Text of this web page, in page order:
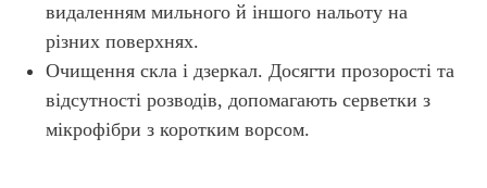
видаленням мильного й іншого нальоту на
різних поверхнях.
Очищення скла і дзеркал. Досягти прозорості та
відсутності розводів, допомагають серветки з
мікрофібри з коротким ворсом.